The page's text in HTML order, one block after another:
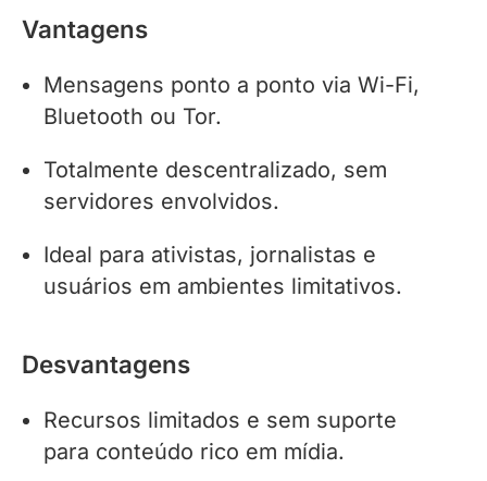
Vantagens
Mensagens ponto a ponto via Wi-Fi,
Bluetooth ou Tor.
Totalmente descentralizado, sem
servidores envolvidos.
Ideal para ativistas, jornalistas e
usuários em ambientes limitativos.
Desvantagens
Recursos limitados e sem suporte
para conteúdo rico em mídia.